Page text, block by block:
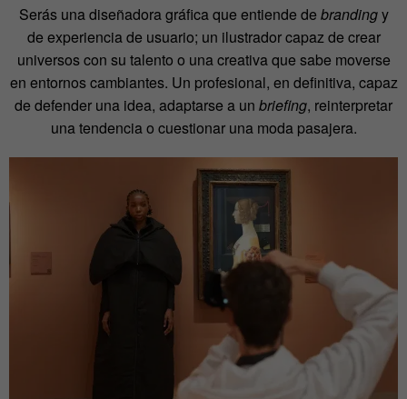
Serás una diseñadora gráfica que entiende de brandingy
de experiencia de usuario; un ilustrador capaz de crear
universos con su talento o una creativa que sabe moverse
en entornos cambiantes. Un profesional, en definitiva, capaz
de defender una idea, adaptarse a un briefing, reinterpretar
una tendencia o cuestionar una moda pasajera.